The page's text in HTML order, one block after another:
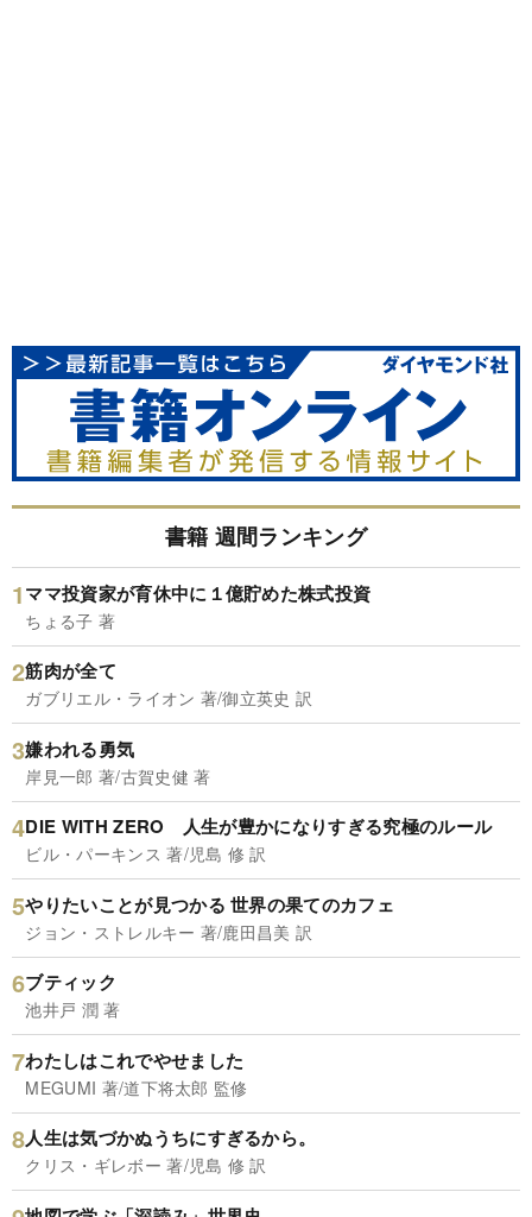
書籍 週間ランキング
ママ投資家が育休中に１億貯めた株式投資
ちょる子 著
筋肉が全て
ガブリエル・ライオン 著/御立英史 訳
嫌われる勇気
岸見一郎 著/古賀史健 著
DIE WITH ZERO 人生が豊かになりすぎる究極のルール
ビル・パーキンス 著/児島 修 訳
やりたいことが見つかる 世界の果てのカフェ
ジョン・ストレルキー 著/鹿田昌美 訳
ブティック
池井戸 潤 著
わたしはこれでやせました
MEGUMI 著/道下将太郎 監修
人生は気づかぬうちにすぎるから。
クリス・ギレボー 著/児島 修 訳